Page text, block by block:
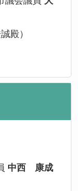
殿）
中西 康成